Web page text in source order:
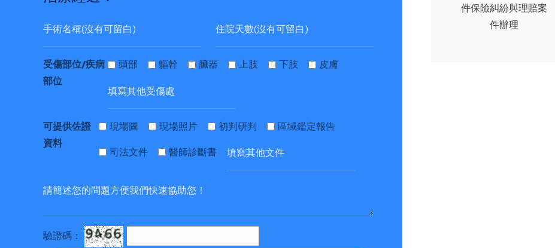
受傷部位/疾病
部位
頭部 軀幹 臟器 上肢 下肢 皮膚
可提供佐證
資料
現場圖 現場照片 初判研判 區域鑑定報告
司法文件 醫師診斷書
驗證碼：
件保險糾紛與理賠案
件辦理